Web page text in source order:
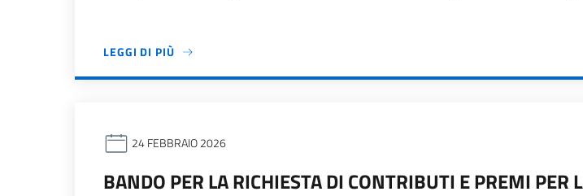
LEGGI DI PIÙ
24 FEBBRAIO 2026
BANDO PER LA RICHIESTA DI CONTRIBUTI E PREMI PER